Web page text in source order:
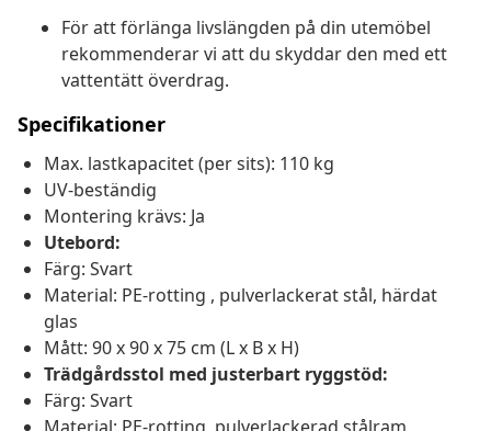
För att förlänga livslängden på din utemöbel
rekommenderar vi att du skyddar den med ett
vattentätt överdrag.
Specifikationer
Max. lastkapacitet (per sits): 110 kg
UV-beständig
Montering krävs: Ja
Utebord:
Färg: Svart
Material: PE-rotting , pulverlackerat stål, härdat
glas
Mått: 90 x 90 x 75 cm (L x B x H)
Trädgårdsstol med justerbart ryggstöd:
Färg: Svart